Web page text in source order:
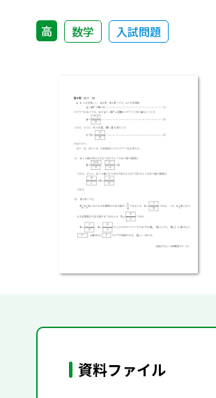
高 数学 入試問題
資料ファイル